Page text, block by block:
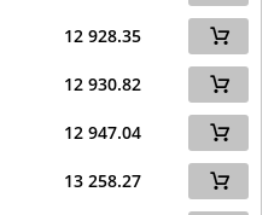
12 928.35
12 930.82
12 947.04
13 258.27